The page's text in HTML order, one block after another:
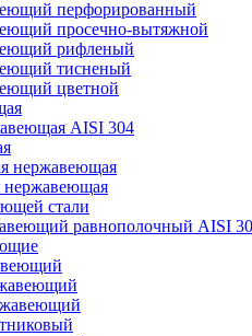
перфорированный
просечно-вытяжной
рифленый
тисненый
цветной
AISI 304
нержавеющая
нержавеющая
стали
равнополочный AISI